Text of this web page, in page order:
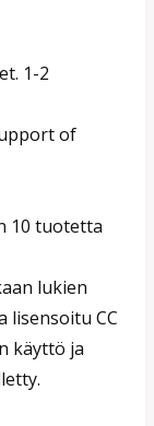
1-2
of
10 tuotetta
lukien
lisensoitu CC
käyttö ja